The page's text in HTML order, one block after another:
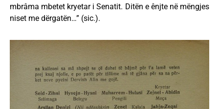
mbrâma mbetet kryetar i Senatit. Ditën e ênjte në mëngjes
niset me dërgatën…” (sic.).